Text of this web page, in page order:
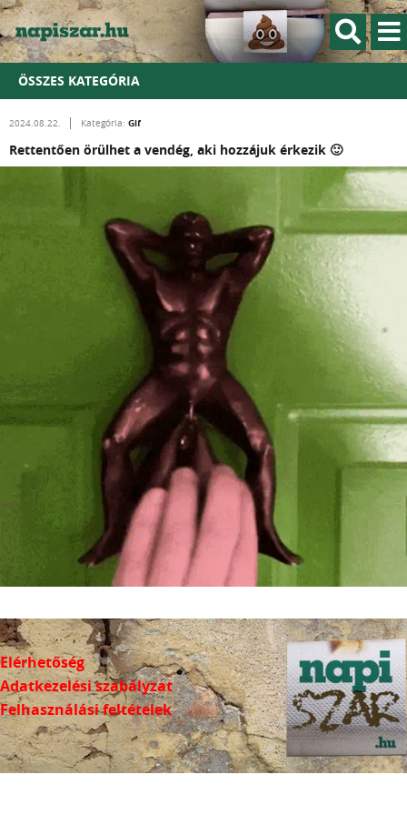
ÖSSZES KATEGÓRIA
2024.08.22. Kategória: Gif
Rettentően örülhet a vendég, aki hozzájuk érkezik 🙂
Elérhetőség
Adatkezelési szabályzat
Felhasználási feltételek